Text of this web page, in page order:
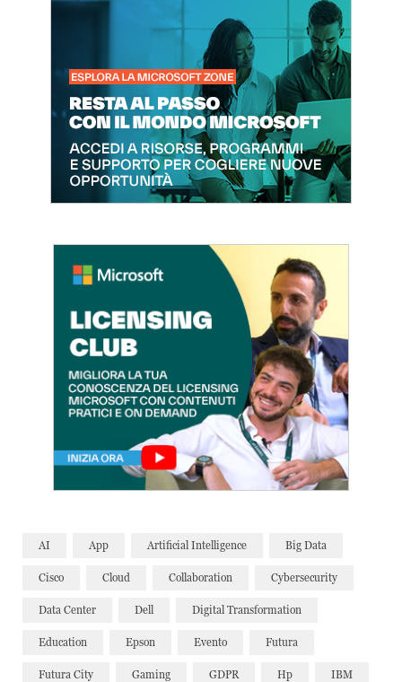
AI App Artificial Intelligence Big Data
Cisco Cloud Collaboration Cybersecurity
Data Center Dell Digital Transformation
Education Epson Evento Futura
Futura City Gaming GDPR Hp IBM